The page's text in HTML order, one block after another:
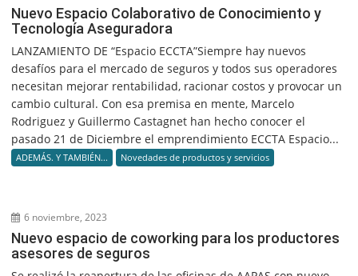
Nuevo Espacio Colaborativo de Conocimiento y
Tecnología Aseguradora
LANZAMIENTO DE “Espacio ECCTA”Siempre hay nuevos
desafíos para el mercado de seguros y todos sus operadores
necesitan mejorar rentabilidad, racionar costos y provocar un
cambio cultural. Con esa premisa en mente, Marcelo
Rodriguez y Guillermo Castagnet han hecho conocer el
pasado 21 de Diciembre el emprendimiento ECCTA Espacio...
ADEMÁS. Y TAMBIÉN... Novedades de productos y servicios
6 noviembre, 2023
Nuevo espacio de coworking para los productores
asesores de seguros